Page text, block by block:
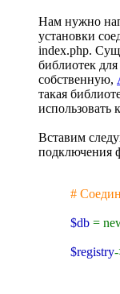
Нам нужно
установки
index.php.
библиотек
собственную,
такая
использовать
Вставим
подключения
#
$db =
$registry